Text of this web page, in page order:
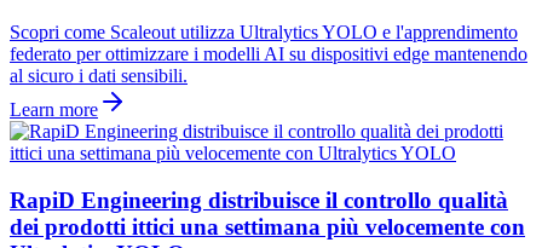
Scopri come Scaleout utilizza Ultralytics YOLO e l'apprendimento
federato per ottimizzare i modelli AI su dispositivi edge mantenendo
al sicuro i dati sensibili.
Learn more
RapiD Engineering distribuisce il controllo qualità
dei prodotti ittici una settimana più velocemente con